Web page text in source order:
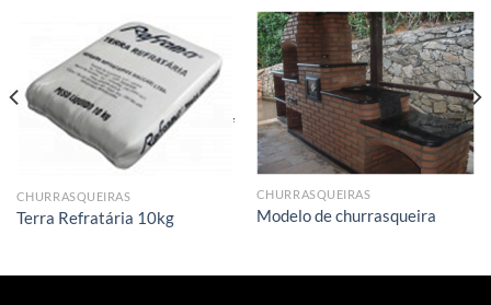
CHURRASQUEIRAS
Terra Refratária 10kg
CHURRASQUEIRAS
Modelo de churrasqueira